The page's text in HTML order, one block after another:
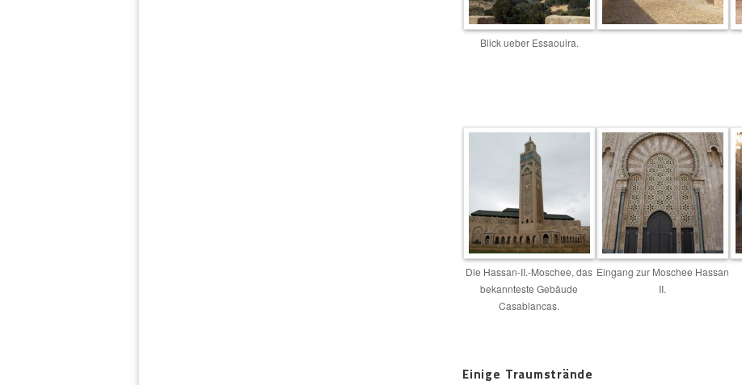
Blick ueber Essaouira.
Die Hassan-II.-Moschee, das
bekannteste Gebäude
Casablancas.
Eingang zur Moschee Hassan
II.
Einige Traumstrände